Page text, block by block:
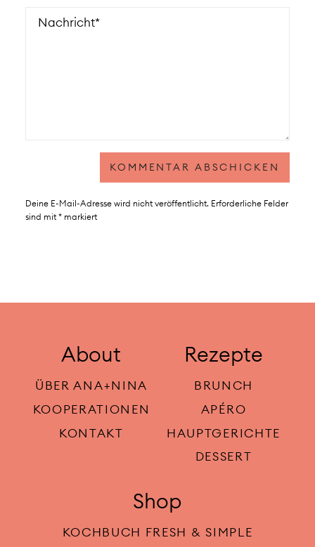
Deine E-Mail-Adresse wird nicht veröffentlicht. Erforderliche Felder
sind mit *markiert
About
ÜBER ANA+NINA
KOOPERATIONEN
KONTAKT
Rezepte
BRUNCH
APÉRO
HAUPTGERICHTE
DESSERT
Shop
KOCHBUCH FRESH & SIMPLE